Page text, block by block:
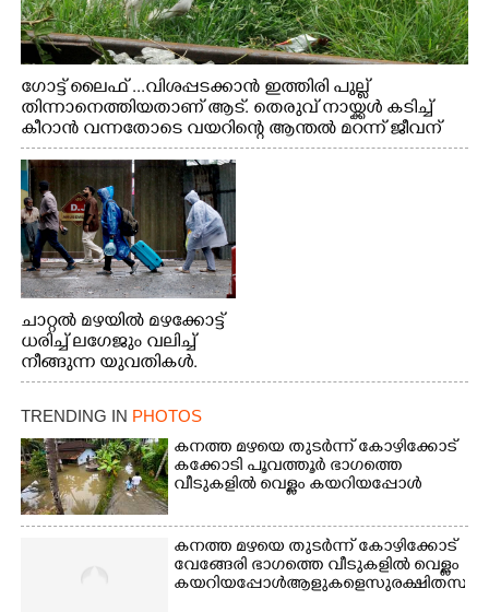
ഗോട്ട് ലൈഫ് ...വിശപ്പടക്കാൻ ഇത്തിരി പുല്ല്
തിന്നാനെത്തിയതാണ് ആട്. തെരുവ് നായ്ക്കൾ കടിച്ച്
കീറാൻ വന്നതോടെ വയറിന്റെ ആന്തൽ മറന്ന് ജീവന്
വേണ്ടിയായി ഓട്ടം. എറണാകുളം വാത്തുരുത്തിയിൽ
നിന്നുള്ള കാഴ്ച
ചാറ്റൽ മഴയിൽ മഴക്കോട്ട്
ധരിച്ച് ലഗേജും വലിച്ച്
നീങ്ങുന്ന യുവതികൾ.
എറണാകുളം മേനകയിൽ
നിന്നുള്ള കാഴ്ച
TRENDING IN PHOTOS
കനത്ത മഴയെ തുടർന്ന് കോഴിക്കോട്
കക്കോടി പൂവത്തൂർ ഭാഗത്തെ
വീടുകളിൽ വെള്ളം കയറിയപ്പോൾ
കനത്ത മഴയെ തുടർന്ന് കോഴിക്കോട്
വേങ്ങേരി ഭാഗത്തെ വീടുകളിൽ വെള്ളം
കയറിയപ്പോൾ ആളുകളെ സുരക്ഷിത